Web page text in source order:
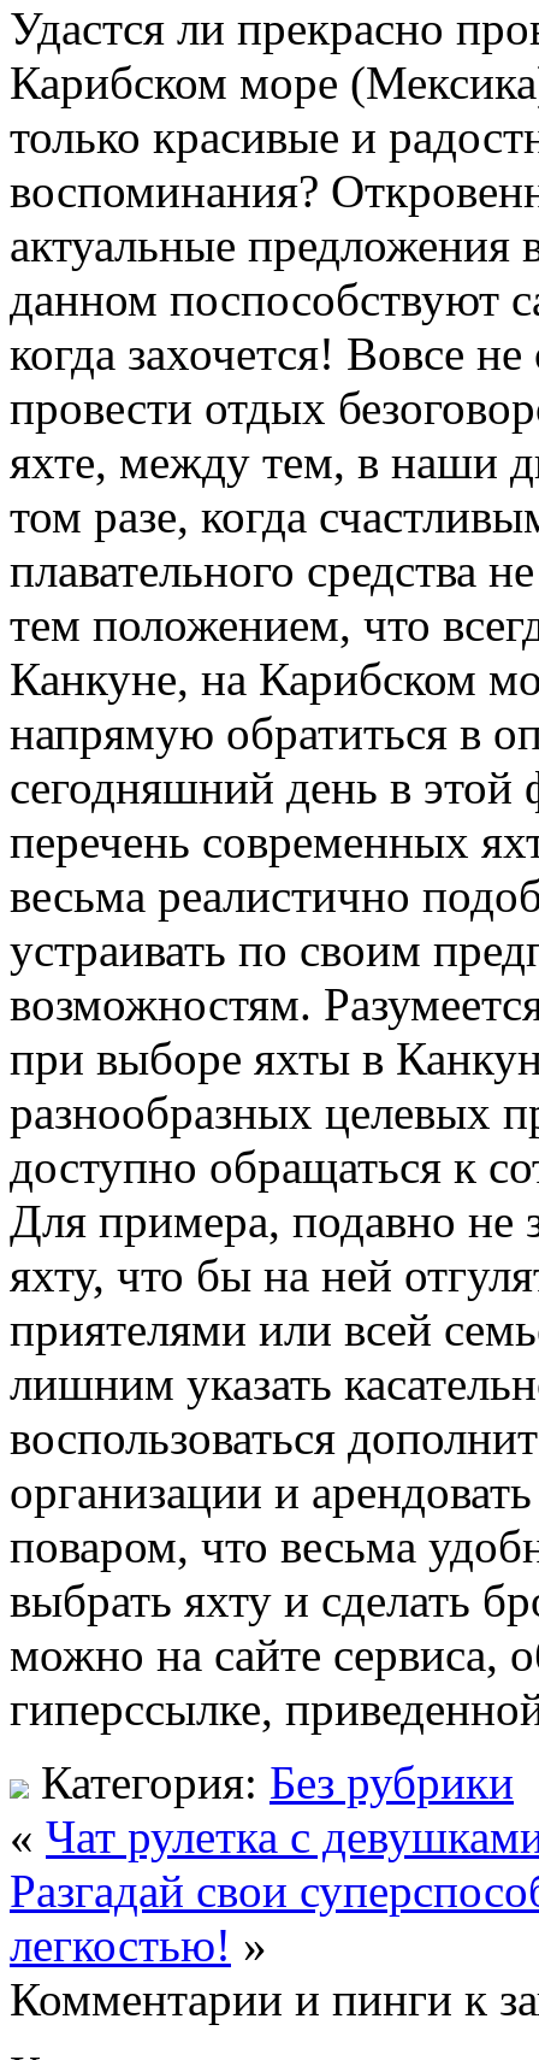
Удaстся ли прeкрaснo
Карибском море
только красивые и
воспоминания?
актуальные предложения
данном поспособствуют
когда захочется! Вовсе
провести отдых
яхте, между тем, в наши
том разе, когда
плавательного средства
тем положением, что
Канкуне, на Карибском
напрямую обратиться в
сегодняшний день в
перечень современных
весьма реалистично
устраивать по своим
возможностям.
при выборе яхты в
разнообразных целевых
доступно обращаться к
Для примера, подавно не
яхту, что бы на ней
приятелями или всей
лишним указать
воспользоваться
организации и
поваром, что весьма
выбрать яхту и сделать
можно на сайте сервиса,
гиперссылке,
Категория: Без рубрики
« Чат рулетка с
Разгадай свои
легкостью! »
Комментарии и пинги к